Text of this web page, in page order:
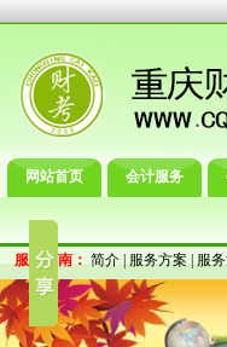
网站首页 会计服务
服务指南： 简介|服务方案|服